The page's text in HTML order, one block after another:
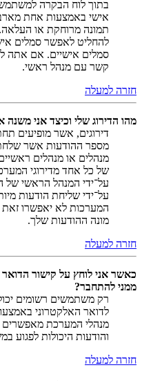
בתוך לוח הבקרה
תמונה מרוחקת או
להחליט לאפשר סמלים
סמלים אישיים. אם אתה
קשר עם מנהל ראשי.
חזרה למעלה
מהו הדירוג שלי וכיצד אני משנה
דירוגים, אשר מופיעים
מספר ההודעות אשר
מנהלים או מנהלים
של כל אחד מדירוגי
על־ידי המנהל הראשי
על־ידי שליחת הודעות
המערכות לא יאפשרו זאת
מונה ההודעות שלך.
חזרה למעלה
כאשר אני לוחץ על קישור
ממני להתחבר?
רק משתמשים רשומים
לדואר האלקטרוני
מנהלי המערכת מאפשרים
והודעות היכולות לפגוע
חזרה למעלה